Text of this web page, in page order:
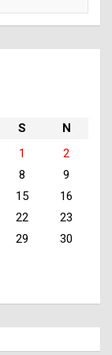
S
N
1
2
8
9
15
16
22
23
29
30